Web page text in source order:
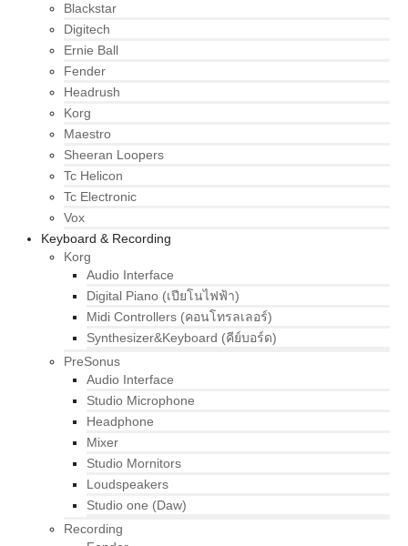
Blackstar
Digitech
Ernie Ball
Fender
Headrush
Korg
Maestro
Sheeran Loopers
Tc Helicon
Tc Electronic
Vox
Keyboard & Recording
Korg
Audio Interface
Digital Piano (เปียโนไฟฟ้า)
Midi Controllers (คอนโทรลเลอร์)
Synthesizer&Keyboard (คีย์บอร์ด)
PreSonus
Audio Interface
Studio Microphone
Headphone
Mixer
Studio Mornitors
Loudspeakers
Studio one (Daw)
Recording